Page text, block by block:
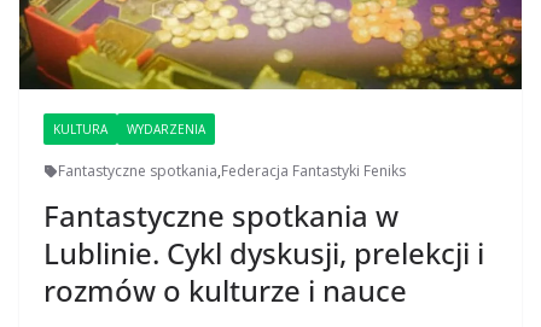
KULTURA WYDARZENIA
Fantastyczne spotkania,Federacja Fantastyki Feniks
Fantastyczne spotkania w
Lublinie. Cykl dyskusji, prelekcji i
rozmów o kulturze i nauce